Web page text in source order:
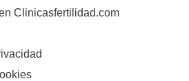
Clinicasfertilidad.com